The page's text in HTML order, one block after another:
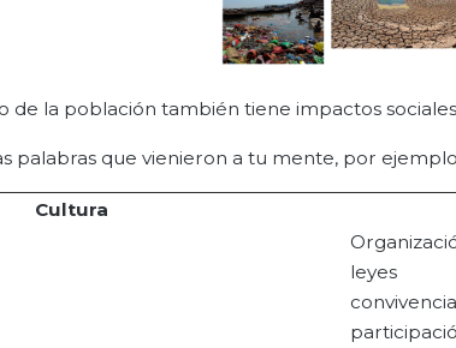
de la población también tiene impactos
palabras que vienieron a tu mente, por
Cultura
leyes
convivencia